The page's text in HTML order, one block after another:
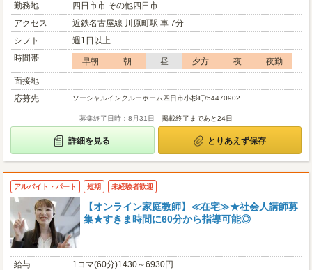
勤務地
四日市市 その他四日市
アクセス
近鉄名古屋線 川原町駅 車 7分
シフト
週1日以上
時間帯
早朝 朝 昼 夕方 夜
夜勤
面接地
応募先
ソーシャルインクルーホーム四日市小杉町/54470902
募集終了日時：8月31日 掲載終了まであと24日
詳細を見る とりあえず保存
アルバイト・パート 短期 未経験者歓迎
【オンライン家庭教師】≪在宅≫★社会人講師募
集★すきま時間に60分から指導可能◎
給与
1コマ(60分)1430～6930円